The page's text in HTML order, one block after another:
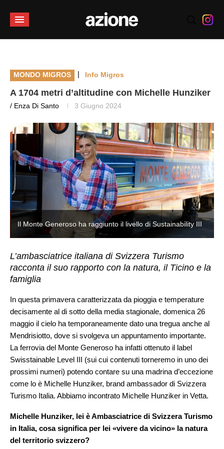
MONDO MIGROS | Info Migros
A 1704 metri d’altitudine con Michelle Hunziker
/ Enza Di Santo 3 Giugno 2024
Il Monte Generoso ha raggiunto il livello di Sustainability III
L’ambasciatrice italiana di Svizzera Turismo
racconta il suo rapporto con la natura, il Ticino e la
famiglia
In questa primavera caratterizzata da pioggia e temperature
decisamente al di sotto della media stagionale, domenica 26
maggio il cielo ha temporaneamente dato una tregua anche al
Mendrisiotto, dove si svolgeva un appuntamento importante.
La ferrovia del Monte Generoso ha infatti ottenuto il label
Swisstainable Level III (sui cui contenuti torneremo in uno dei
prossimi numeri) potendo contare su una madrina d’eccezione
come lo è Michelle Hunziker, brand ambassador di Svizzera
Turismo Italia. Abbiamo incontrato Michelle Hunziker in Vetta.
Michelle Hunziker, lei è Ambasciatrice di Svizzera Turismo
in Italia, cosa significa per lei «vivere da vicino» la natura
del territorio svizzero?